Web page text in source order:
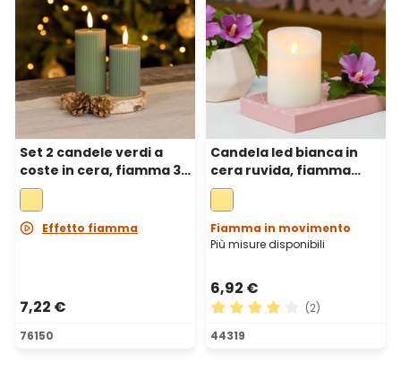
Set 2 candele verdi a
coste in cera, fiamma 3D
con stoppino, h 7,5-10
cm
Effetto fiamma
7,22 €
76150
Candela led bianca in
cera ruvida, fiamma
mobile, h 10 cm, Ø 7,5 cm
Fiamma in movimento
Più misure disponibili
6,92 €
Valutazione media di 4 su
(2)
44319